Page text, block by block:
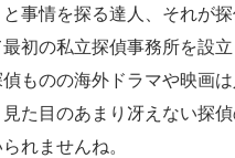
事情を探る達人、それが
初の私立探偵事務所を設
ものの海外ドラマや映画
た目のあまり冴えない探
れませんね。